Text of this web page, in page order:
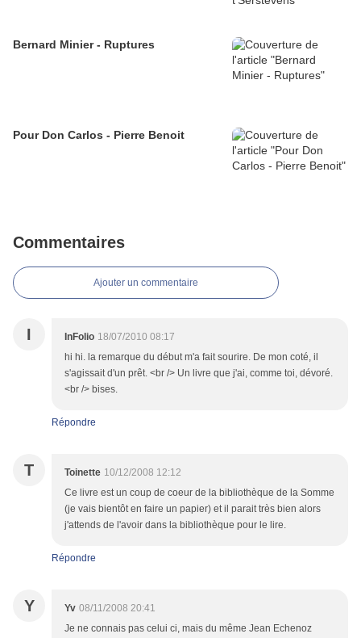
Bernard Minier - Ruptures
Pour Don Carlos - Pierre Benoit
Commentaires
Ajouter un commentaire
I InFolio 18/07/2010 08:17
hi hi. la remarque du début m'a fait sourire. De mon coté, il
s'agissait d'un prêt. <br /> Un livre que j'ai, comme toi, dévoré.
<br /> bises.
Répondre
T Toinette 10/12/2008 12:12
Ce livre est un coup de coeur de la bibliothèque de la Somme
(je vais bientôt en faire un papier) et il parait très bien alors
j'attends de l'avoir dans la bibliothèque pour le lire.
Répondre
Y Yv 08/11/2008 20:41
Je ne connais pas celui ci, mais du même Jean Echenoz